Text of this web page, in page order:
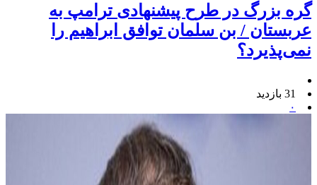
گره بزرگ در طرح پیشنهادی ترامپ به
عربستان / بن سلمان توافق ابراهیم را
نمی‌پذیرد؟
31 بازدید
۰